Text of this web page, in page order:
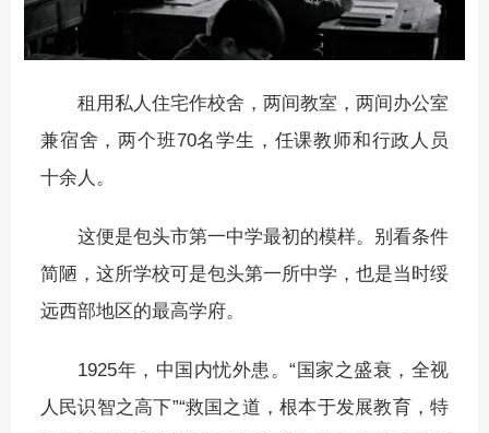
租用私人住宅作校舍，两间教室，两间办公室
兼宿舍，两个班70名学生，任课教师和行政人员
十余人。
这便是包头市第一中学最初的模样。别看条件
简陋，这所学校可是包头第一所中学，也是当时绥
远西部地区的最高学府。
1925年，中国内忧外患。“国家之盛衰，全视
人民识智之高下”“救国之道，根本于发展教育，特